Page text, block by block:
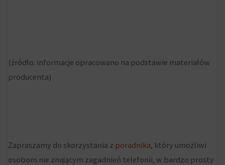
(źródło: informacje opracowano na podstawie materiałów
producenta)
Zapraszamy do skorzystania z poradnika, który umożliwi
osobom nie znającym zagadnień telefonii, w bardzo prosty